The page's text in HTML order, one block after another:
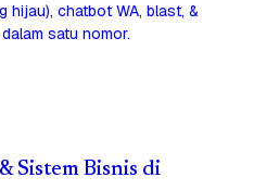
hijau), chatbot WA, blast, &
satu nomor.
Sistem Bisnis di